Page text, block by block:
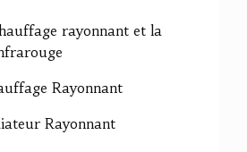
rayonnant et la
Rayonnant
Rayonnant